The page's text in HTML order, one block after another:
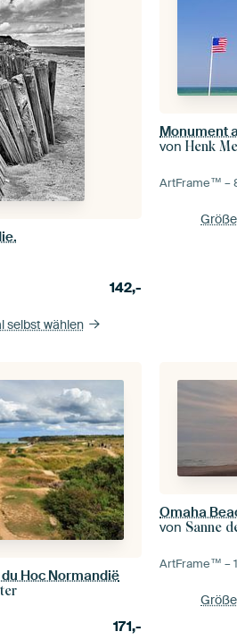
142,-
selbst wählen
vonHenk
ArtFrame™ –
Hoc Normandië
171,-
Omaha
von Sanne
ArtFrame™ –